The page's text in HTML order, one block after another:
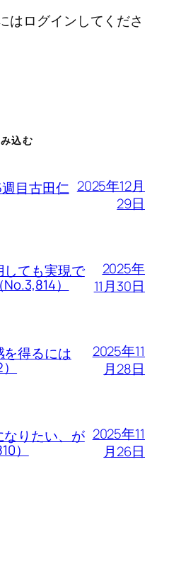
はログインしてくださ
込む
目古田仁 2025年12月
29日
しても実現で
）
2025年
11月30日
得るには
2025年11
月28日
りたい、が
）
2025年11
月26日